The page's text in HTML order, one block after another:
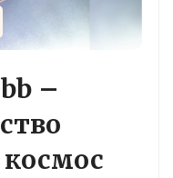
–
космос